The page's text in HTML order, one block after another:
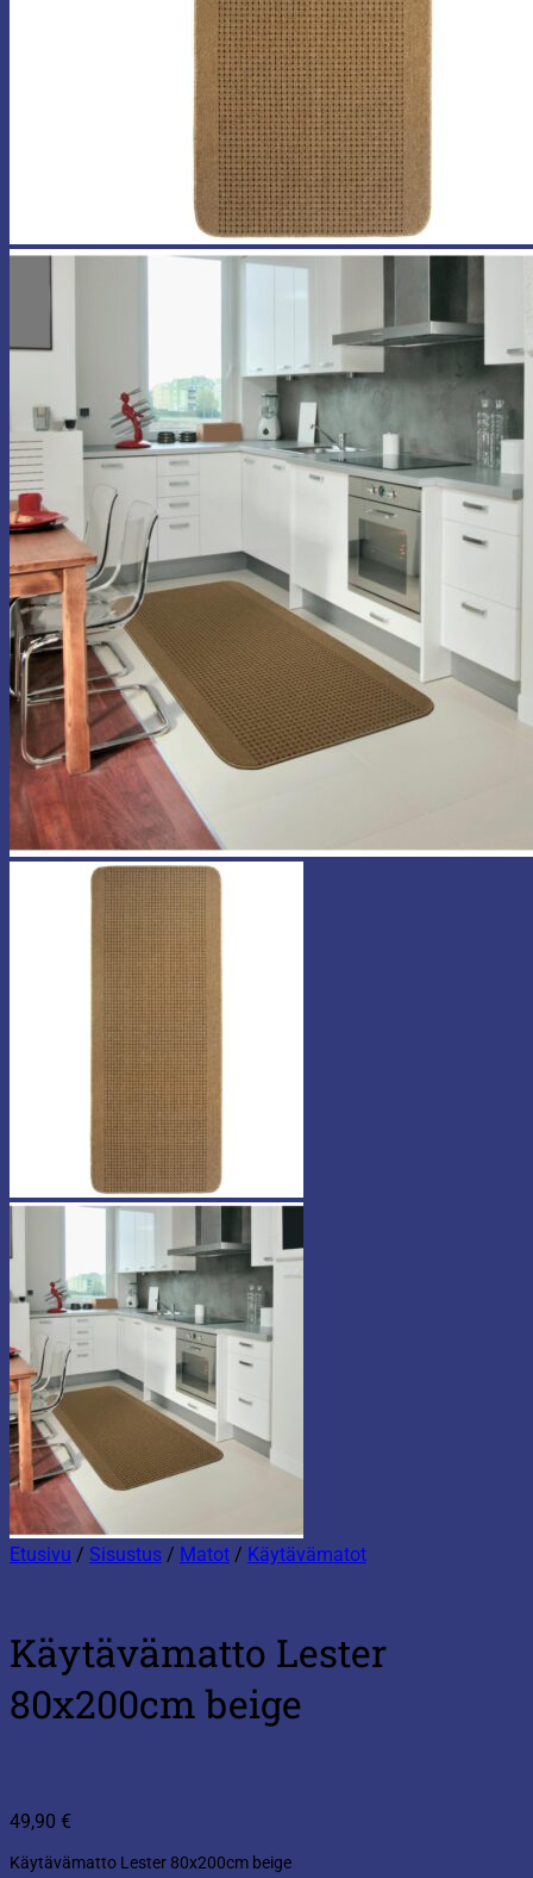
Etusivu / Sisustus / Matot / Käytävämatot
Käytävämatto Lester
80x200cm beige
49,90 €
Käytävämatto Lester 80x200cm beige